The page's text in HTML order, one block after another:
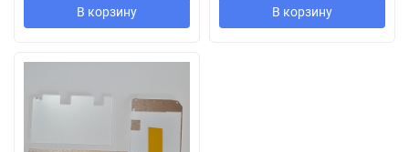
В корзину В корзину